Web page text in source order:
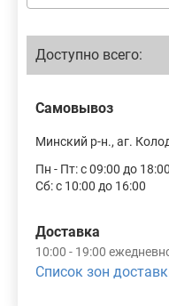
Доступно всего:
Самовывоз
Минский р-н., аг.
Пн - Пт: с 09:00 до 18:00
Сб: с 10:00 до 16:00
Доставка
10:00 - 19:00
Список зон